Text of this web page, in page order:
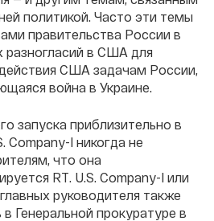
политикой. Часто эти темы
правительства России в
разногласий в США для
США задачам России,
война в Украине.
запуска приблизительно в
Company-I никогда не
что она
RT. U.S. Company-I или
руководителя также
Генеральной прокуратуре в